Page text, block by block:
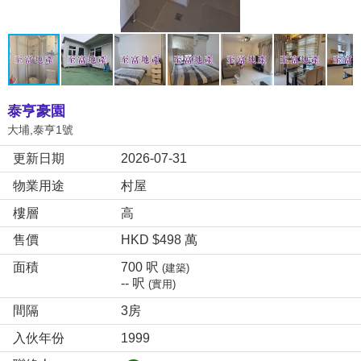
泰亨豪園
大埔,泰亨1號
更新日期
2026-07-31
物業用途
村屋
樓層
高
售價
HKD $498 萬
面積
700 呎(建築)
-- 呎(實用)
間隔
3房
入伙年份
1999